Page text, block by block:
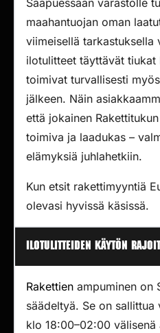
Saapuessaan varastolle
maahantuojan oman
viimeisellä tarkastuksella
ilotulitteet täyttävät tiukat
toimivat turvallisesti
jälkeen. Näin
että jokainen
toimiva ja laadukas –
elämyksiä juhlahetkiin.
Kun etsit rakettimyyntiä
olevasi hyvissä käsissä.
Ilotulitteiden käytön
Rakettien ampuminen on
säädeltyä. Se on
klo 18:00–02:00 välisenä